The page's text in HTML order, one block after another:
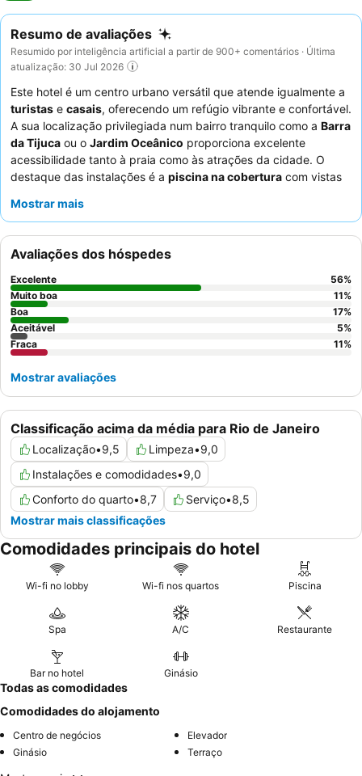
Resumo de avaliações
Resumido por inteligência artificial a partir de 900+ comentários · Última
atualização: 30 Jul 2026
Este hotel é um centro urbano versátil que atende igualmente a
turistas e casais, oferecendo um refúgio vibrante e confortável.
A sua localização privilegiada num bairro tranquilo como a Barra
da Tijuca ou o Jardim Oceânico proporciona excelente
acessibilidade tanto à praia como às atrações da cidade. O
destaque das instalações é a piscina na cobertura com vistas
hóspedes elogiam consistentemente os funcionários atenciosos
classificações pela sua vasta variedade e qualidade. Para uma
experiência aprimorada, considere aproveitar o
cidadealtamente recomendado e promovido na receção.
Mostrar mais
Classificação acima da média para Rio de Janeiro
Localização•9,5 Limpeza•9,0
Instalações e comodidades•9,0
Conforto do quarto•8,7 Serviço•8,5
Mostrar mais classificações
Avaliações dos hóspedes
Excelente 56%
Muito boa
11%
Boa
17%
Aceitável
5%
Fraca
11%
Mostrar avaliações
Comodidades principais do hotel
Wi-fi no lobby Wi-fi nos quartos Piscina
Spa A/C Restaurante
Bar no hotel Ginásio
Todas as comodidades
Comodidades do alojamento
Centro de negócios
Elevador
Ginásio
Terraço